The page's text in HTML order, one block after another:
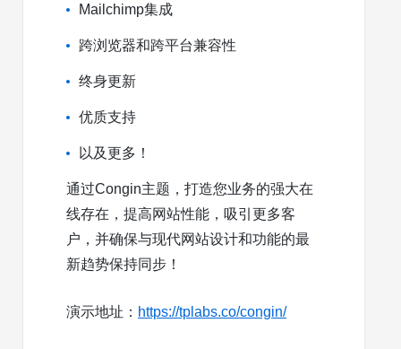
Mailchimp集成
跨浏览器和跨平台兼容性
终身更新
优质支持
以及更多！
通过Congin主题，打造您业务的强大在
线存在，提高网站性能，吸引更多客
户，并确保与现代网站设计和功能的最
新趋势保持同步！
演示地址： https://tplabs.co/congin/